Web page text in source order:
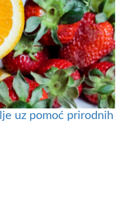
uz pomoć prirodnih